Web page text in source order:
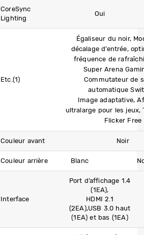
CoreSync
Lighting
Oui
Etc.(1)
Égaliseur du noir,
décalage d’entrée,
fréquence de
Super Arena
Commutateur de
automatique
Image adaptative,
ultralarge pour les jeux,
Flicker Free
Couleur avant Noir
Couleur arrière Blanc
Interface
Port d’affichage 1.4
(1EA),
HDMI 2.1
(2EA),USB 3.0 haut
(1EA) et bas (1EA)